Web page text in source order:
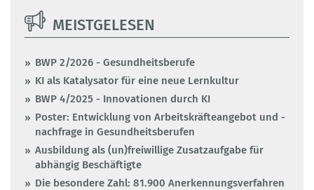
MEISTGELESEN
BWP 2/2026 - Gesundheitsberufe
KI als Katalysator für eine neue Lernkultur
BWP 4/2025 - Innovationen durch KI
Poster: Entwicklung von Arbeitskräfteangebot und -
nachfrage in Gesundheitsberufen
Ausbildung als (un)freiwillige Zusatzaufgabe für
abhängig Beschäftigte
Die besondere Zahl: 81.900 Anerkennungsverfahren